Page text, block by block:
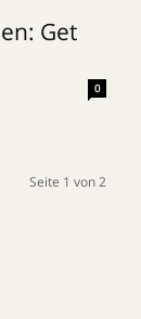
Get
0
Seite 1 von 2